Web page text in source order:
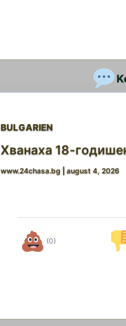
BULGARIEN
Хванаха 18-
www.24chasa.bg august 4, 2026
(0)